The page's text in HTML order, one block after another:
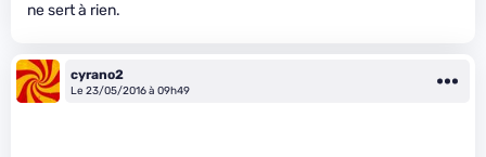
ne sert à rien.
cyrano2
Le 23/05/2016 à 09h49